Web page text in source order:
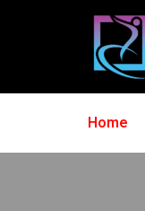
Home